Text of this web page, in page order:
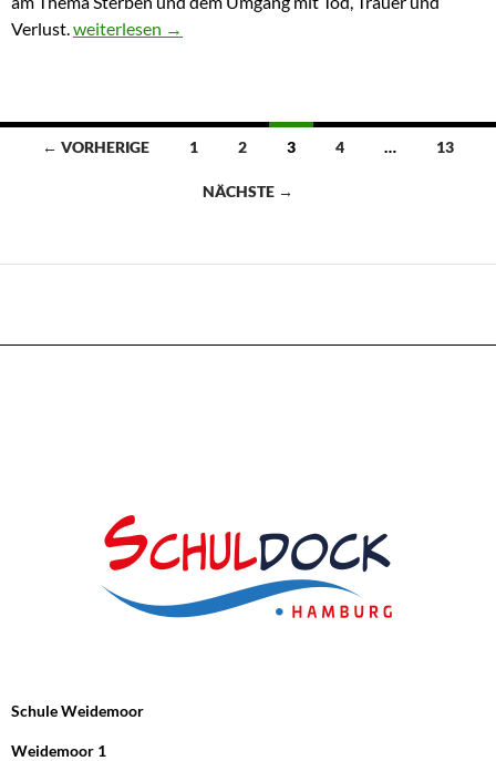
Verlust.Krabat
weiterlesen →
Beitragsnavigation
← VORHERIGE 1 2 3 4 … 13
NÄCHSTE →
Schule Weidemoor
Weidemoor 1